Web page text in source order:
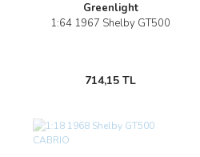
Greenlight
1:64 1967 Shelby GT500
714,15 TL